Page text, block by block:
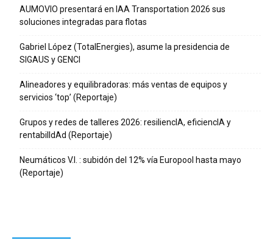
AUMOVIO presentará en IAA Transportation 2026 sus
soluciones integradas para flotas
Gabriel López (TotalEnergies), asume la presidencia de
SIGAUS y GENCI
Alineadores y equilibradoras: más ventas de equipos y
servicios ‘top’ (Reportaje)
Grupos y redes de talleres 2026: resiliencIA, eficiencIA y
rentabilIdAd (Reportaje)
Neumáticos V.I. : subidón del 12% vía Europool hasta mayo
(Reportaje)